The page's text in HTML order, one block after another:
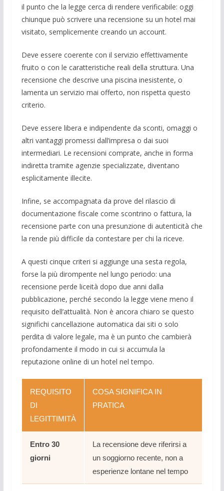
il punto che la legge cerca di rendere verificabile: oggi
chiunque può scrivere una recensione su un hotel mai
visitato, semplicemente creando un account.
Deve essere coerente con il servizio effettivamente
fruito o con le caratteristiche reali della struttura. Una
recensione che descrive una piscina inesistente, o
lamenta un servizio mai offerto, non rispetta questo
criterio.
Deve essere libera e indipendente da sconti, omaggi o
altri vantaggi promessi dall’impresa o dai suoi
intermediari. Le recensioni comprate, anche in forma
indiretta tramite agenzie specializzate, diventano
esplicitamente illecite.
Infine, se accompagnata da prove del rilascio di
documentazione fiscale come scontrino o fattura, la
recensione parte con una presunzione di autenticità che
la rende più difficile da contestare per chi la riceve.
A questi cinque criteri si aggiunge una sesta regola,
forse la più dirompente nel lungo periodo: una
recensione perde liceità dopo due anni dalla
pubblicazione, perché secondo la legge viene meno il
requisito dell’attualità. Non è ancora chiaro se questo
significhi cancellazione automatica dai siti o solo
perdita di valore legale, ma è un punto che cambierà
profondamente il modo in cui si accumula la
reputazione online di un hotel nel tempo.
REQUISITO
DI
LEGITTIMITÀ
COSA SIGNIFICA IN
PRATICA
Entro 30
giorni
La recensione deve riferirsi a
un soggiorno recente, non a
esperienze lontane nel tempo